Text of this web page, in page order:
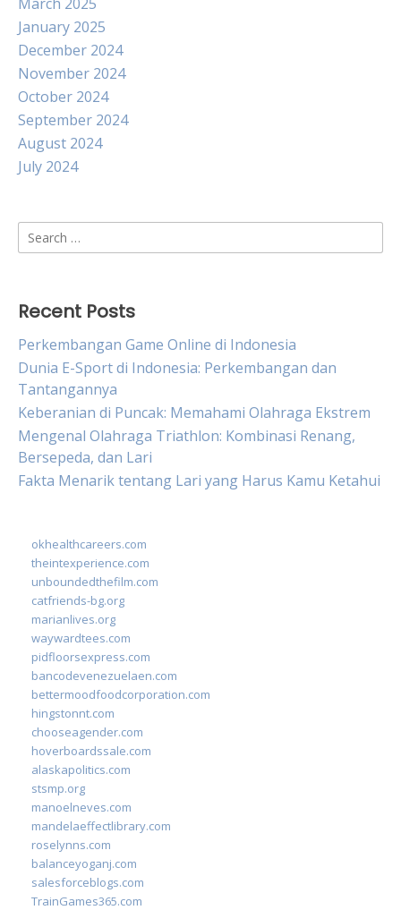
January 2025
December 2024
November 2024
October 2024
September 2024
August 2024
July 2024
Search
for:
Recent Posts
Perkembangan Game Online di Indonesia
Dunia E-Sport di Indonesia: Perkembangan dan
Tantangannya
Keberanian di Puncak: Memahami Olahraga Ekstrem
Mengenal Olahraga Triathlon: Kombinasi Renang,
Bersepeda, dan Lari
Fakta Menarik tentang Lari yang Harus Kamu Ketahui
okhealthcareers.com
theintexperience.com
unboundedthefilm.com
catfriends-bg.org
marianlives.org
waywardtees.com
pidfloorsexpress.com
bancodevenezuelaen.com
bettermoodfoodcorporation.com
hingstonnt.com
chooseagender.com
hoverboardssale.com
alaskapolitics.com
stsmp.org
manoelneves.com
mandelaeffectlibrary.com
roselynns.com
balanceyoganj.com
salesforceblogs.com
TrainGames365.com